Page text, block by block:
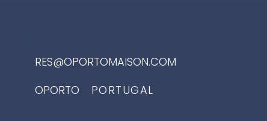
RES@OPORTOMAISON.COM
OPORTO
PORTUGAL